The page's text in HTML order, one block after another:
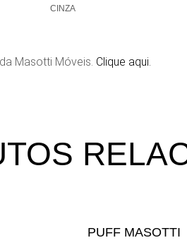
CINZA
Masotti Móveis. Clique aqui.
PUFF MASOTTI